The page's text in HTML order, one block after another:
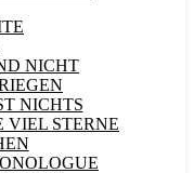
NICHT
NICHTS
STERNE S